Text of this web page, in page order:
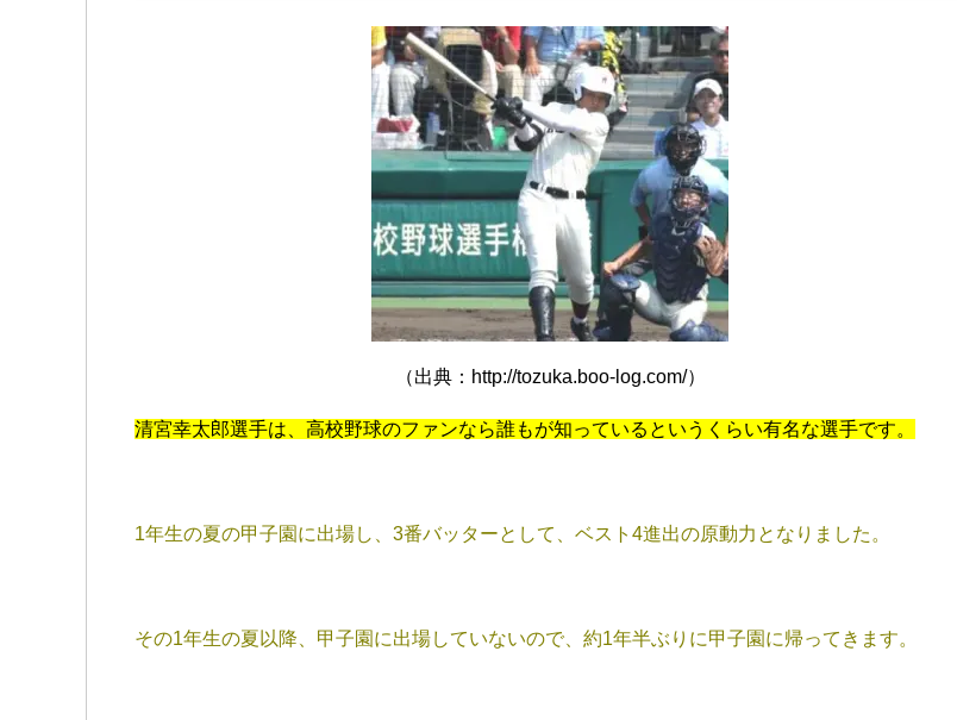
（出典：http://tozuka.boo-log.com/）
清宮幸太郎選手は、高校野球のファンなら誰もが知っているというくらい有名な選手です。
1年生の夏の甲子園に出場し、3番バッターとして、ベスト4進出の原動力となりました。
その1年生の夏以降、甲子園に出場していないので、約1年半ぶりに甲子園に帰ってきます。